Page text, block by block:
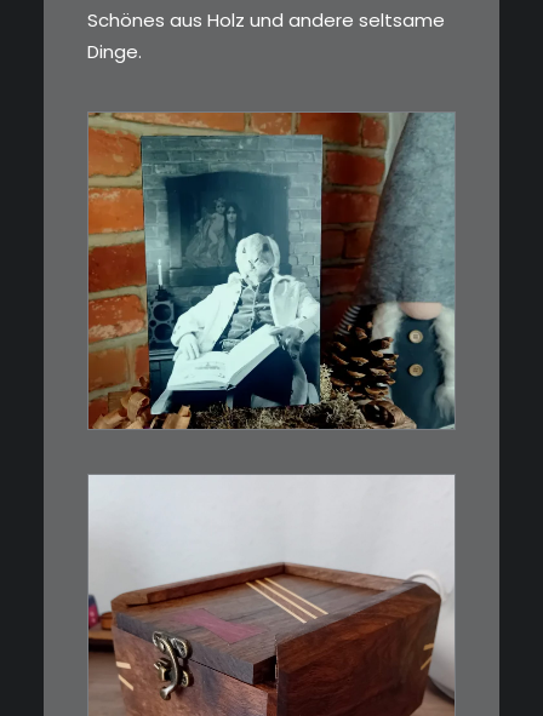
Schönes aus Holz und andere seltsame
Dinge.
3,00
Limitierte Auflage. Original:
Abzug von 35mm…
€39,00
Eine kleine, simple Schatulle